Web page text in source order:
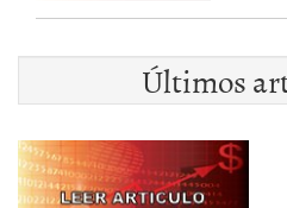
Últimos